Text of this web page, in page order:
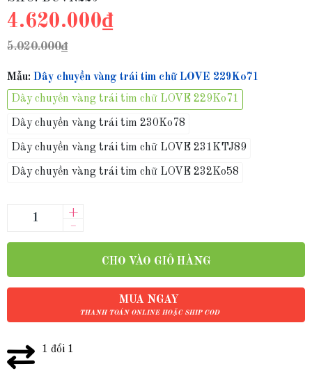
4.620.000₫
5.020.000₫
Mẫu: Dây chuyền vàng trái tim chữ LOVE 229Ko71
Dây chuyền vàng trái tim chữ LOVE 229Ko71
Dây chuyền vàng trái tim 230Ko78
Dây chuyền vàng trái tim chữ LOVE 231KTJ89
Dây chuyền vàng trái tim chữ LOVE 232Ko58
–
+
CHO VÀO GIỎ HÀNG
MUA NGAY
THANH TOÁN ONLINE HOẶC SHIP COD
1 đổi 1